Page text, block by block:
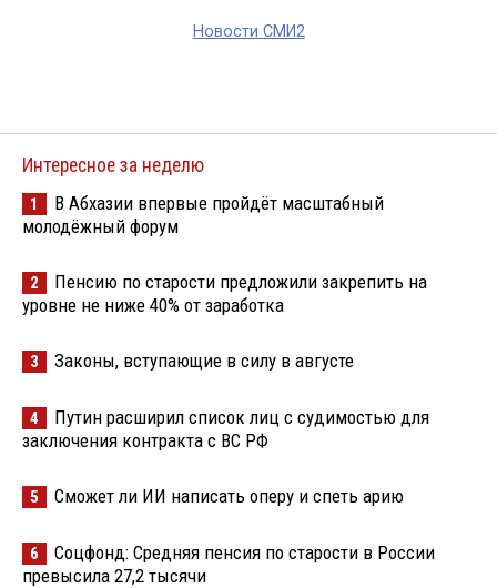
Новости СМИ2
Интересное за неделю
1
В Абхазии впервые пройдёт масштабный
молодёжный форум
2
Пенсию по старости предложили закрепить на
уровне не ниже 40% от заработка
3 Законы, вступающие в силу в августе
4
Путин расширил список лиц с судимостью для
заключения контракта с ВС РФ
5 Сможет ли ИИ написать оперу и спеть арию
6
Соцфонд: Средняя пенсия по старости в России
превысила 27,2 тысячи